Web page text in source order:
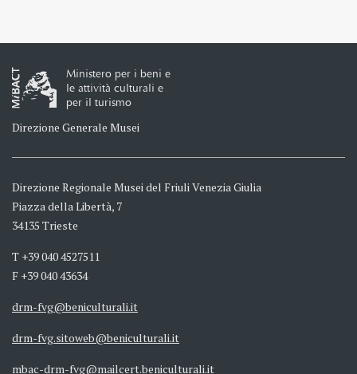
Ministero per i beni e
le attività culturali e
per il turismo
Direzione Generale Musei
Direzione Regionale Musei del Friuli Venezia Giulia
Piazza della Libertà, 7
34135 Trieste
T +39 040 4527511
F +39 040 43634
drm-fvg@beniculturali.it
drm-fvg.sitoweb@beniculturali.it
mbac-drm-fvg@mailcert.beniculturali.it